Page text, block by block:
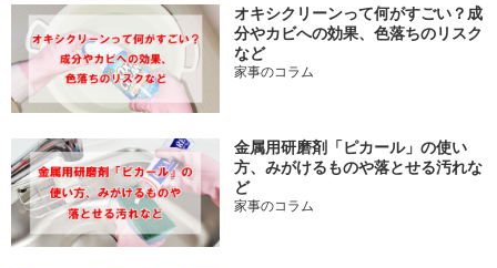
オキシクリーンって何がすごい？成
分やカビへの効果、色落ちのリスク
など
家事のコラム
金属用研磨剤「ピカール」の使い
方、みがけるものや落とせる汚れな
ど
家事のコラム